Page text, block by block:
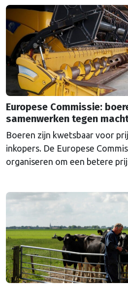
Europese Commissie:
samenwerken tegen
Boeren zijn kwetsbaar voor
inkopers. De Europese
organiseren om een betere